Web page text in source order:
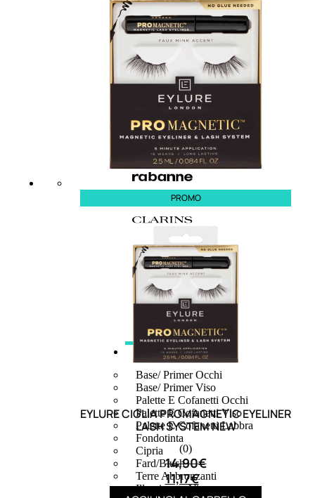
MAKE UP
Base/ Primer Occhi
Base/ Primer Viso
Palette E Cofanetti Occhi
Palette E Cofanetti Viso
Palette E Cofanetti Labbra
Fondotinta
Cipria
Fard/Blush
Terre Abbronzanti
Illuminante Viso
PROMO
EYLURE CIGLIA PROMAGNETIC EYELINER
LASH SYSTEM NEW
(0)
14,90€
11,17€